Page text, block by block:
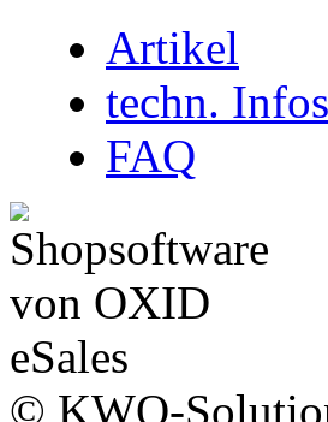
Artikel
techn. Infos
FAQ
© KWO-